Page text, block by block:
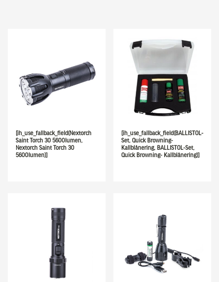
[ih_use_fallback_field(Nextorch
Saint Torch 30 5600lumen,
Nextorch Saint Torch 30
5600lumen)]
[ih_use_fallback_field(BALLISTOL-
Set, Quick Browning-
Kallblånering, BALLISTOL-Set,
Quick Browning- Kallblånering)]